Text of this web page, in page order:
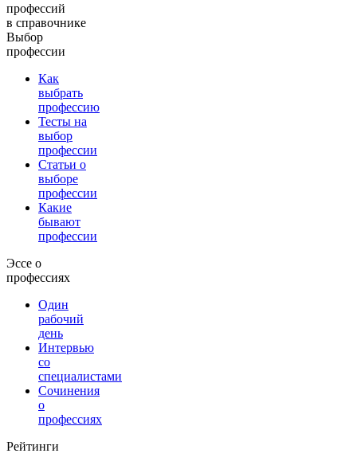
профессий
в справочнике
Выбор
профессии
Как
выбрать
профессию
Тесты на
выбор
профессии
Статьи о
выборе
профессии
Какие
бывают
профессии
Эссе о
профессиях
Один
рабочий
день
Интервью
со
специалистами
Сочинения
о
профессиях
Рейтинги